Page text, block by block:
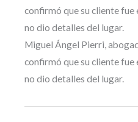
confirmó que su cliente fue
no dio detalles del lugar.
Miguel Ángel Pierri,
confirmó que su cliente fue
no dio detalles del lugar.